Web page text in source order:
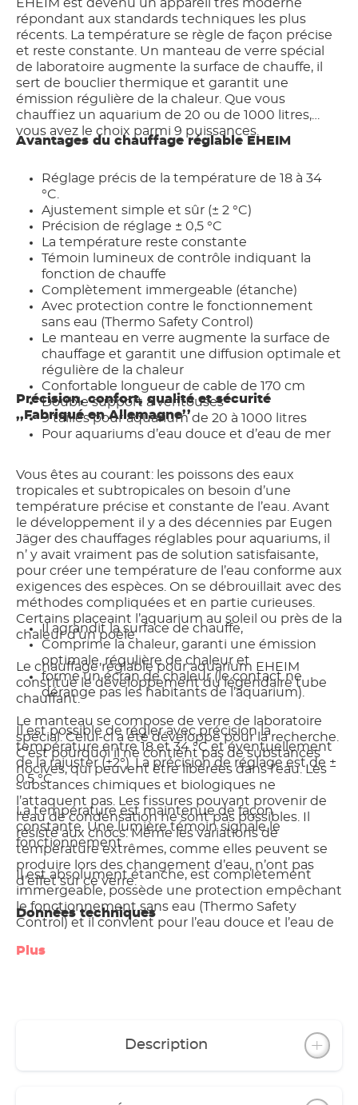
EHEIM est devenu un appareil très moderne
répondant aux standards techniques les plus
récents. La température se règle de façon précise
et reste constante. Un manteau de verre spécial
de laboratoire augmente la surface de chauffe, il
sert de bouclier thermique et garantit une
émission régulière de la chaleur. Que vous
chauffiez un aquarium de 20 ou de 1000 litres,
vous avez le choix parmi 9 puissances.
Avantages du chauffage réglable EHEIM
Réglage précis de la température de 18 à 34
°C.
Ajustement simple et sûr (± 2 °C)
Précision de réglage ± 0,5 °C
La température reste constante
Témoin lumineux de contrôle indiquant la
fonction de chauffe
Complètement immergeable (étanche)
Avec protection contre le fonctionnement
sans eau (Thermo Safety Control)
Le manteau en verre augmente la surface de
chauffage et garantit une diffusion optimale et
régulière de la chaleur
Confortable longueur de cable de 170 cm
Double support à ventouses
9 tailles pour aquarium de 20 à 1000 litres
Pour aquariums d’eau douce et d’eau de mer
Précision, confort, qualité et sécurité
,,Fabriqué en Allemagne’’
Vous êtes au courant: les poissons des eaux
tropicales et subtropicales on besoin d’une
température précise et constante de l’eau. Avant
le développement il y a des décennies par Eugen
Jäger des chauffages réglables pour aquariums, il
n’ y avait vraiment pas de solution satisfaisante,
pour créer une température de l’eau conforme aux
exigences des espèces. On se débrouillait avec des
méthodes compliquées et en partie curieuses.
Certains placeaint l’aquarium au soleil ou près de la
chaleur d’un poèle.
Le chauffage réglable pour aquarium EHEIM
constitue le développement du légendaire tube
chauffant.
Il est possible de régler avec précision la
température entre 18 et 34 °C et éventuellement
de la rajuster (±2°). La précision de réglage est de ±
0,5 °C.
La température est maintenue de façon
constante. Une lumière témoin signale le
fonctionnement.
Il est absolument étanche, est complètement
immergeable, possède une protection empêchant
le fonctionnement sans eau (Thermo Safety
Control) et il convient pour l’eau douce et l’eau de
Il agrandit la surface de chauffe,
Comprime la chaleur, garanti une émission
optimale, régulière de chaleur et
forme un écran de chaleur (le contact ne
dérange pas les habitants de l’aquarium).
Le manteau se compose de verre de laboratoire
spécial. Celui-ci a été développé pour la recherche.
C’est pourquoi il ne contient pas de substances
nocives, qui peuvent être libérées dans l’eau. Les
substances chimiques et biologiques ne
l’attaquent pas. Les fissures pouvant provenir de
l’eau de condensation ne sont pas possibles. Il
résiste aux chocs. Même les variations de
température extrêmes, comme elles peuvent se
produire lors des changement d’eau, n’ont pas
d’effet sur ce verre.
Données techniques
(voir tableau Internet ou catalogue)
Plus
Description